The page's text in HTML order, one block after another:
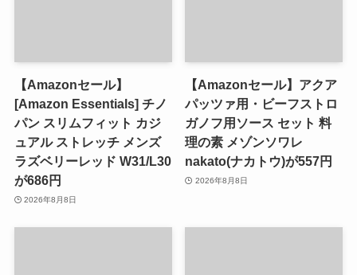
【Amazonセール】
[Amazon Essentials] チノ
パン スリムフィット カジ
ュアル ストレッチ メンズ
ラズベリーレッド W31/L30
が686円
2026年8月8日
【Amazonセール】アクア
パッツァ用・ビーフストロ
ガノフ用ソース セット 料
理の素 メゾンソワレ
nakato(ナカトウ)が557円
2026年8月8日